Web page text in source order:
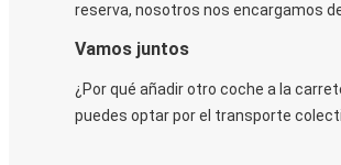
reserva, nosotros nos encargamos
Vamos juntos
¿Por qué añadir otro coche a la
puedes optar por el transporte